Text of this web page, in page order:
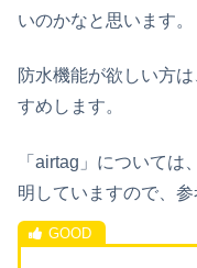
いのかなと思います。
防水機能が欲しい方
すめします。
「airtag」については
明していますので、参